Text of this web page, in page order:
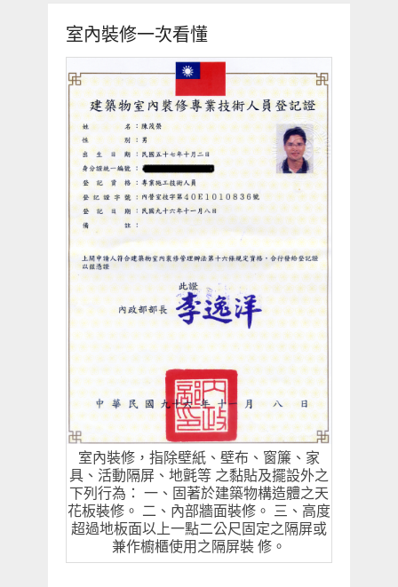
室內裝修一次看懂
室內裝修，指除壁紙、壁布、窗簾、家
具、活動隔屏、地氈等 之黏貼及擺設外之
下列行為： 一、固著於建築物構造體之天
花板裝修。 二、內部牆面裝修。 三、高度
超過地板面以上一點二公尺固定之隔屏或
兼作櫥櫃使用之隔屏裝 修。